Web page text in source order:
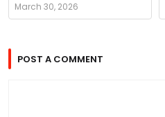
March 30, 2026
POST A COMMENT